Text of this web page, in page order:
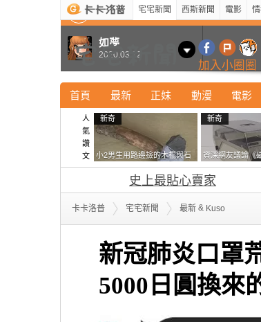
宅宅新聞 西斯新聞 電影
加入小圈圈
首頁 最新 正妹 動漫 電影
人
氣
讚
文
新奇
小2男生用路邊撿的木棍與石
頭做成了《石斧》馬麻打開書
包嚇一跳怎麼會有這種東
西！？
新奇
資深網友議論《
鎖有什麼用》想
走不就好了嗎？
史上最貼心賣家
卡卡洛普 宅宅新聞 最新 & Kuso
新冠肺炎口罩
5000日圓換來
最新 新奇 正妹 寵物 型男
如夢
2020.03.12